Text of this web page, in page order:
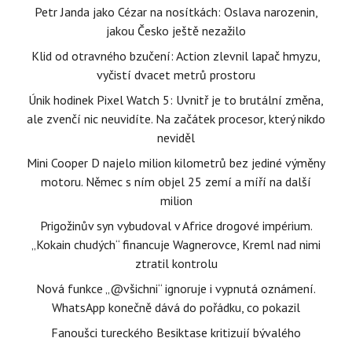
Petr Janda jako Cézar na nosítkách: Oslava narozenin,
jakou Česko ještě nezažilo
Klid od otravného bzučení: Action zlevnil lapač hmyzu,
vyčistí dvacet metrů prostoru
Únik hodinek Pixel Watch 5: Uvnitř je to brutální změna,
ale zvenčí nic neuvidíte. Na začátek procesor, který nikdo
neviděl
Mini Cooper D najelo milion kilometrů bez jediné výměny
motoru. Němec s ním objel 25 zemí a míří na další
milion
Prigožinův syn vybudoval v Africe drogové impérium.
„Kokain chudých“ financuje Wagnerovce, Kreml nad nimi
ztratil kontrolu
Nová funkce „@všichni“ ignoruje i vypnutá oznámení.
WhatsApp konečně dává do pořádku, co pokazil
Fanoušci tureckého Besiktase kritizují bývalého